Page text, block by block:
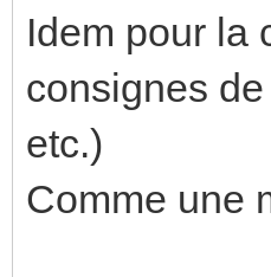
Idem pour la
consignes
etc.)
Comme une